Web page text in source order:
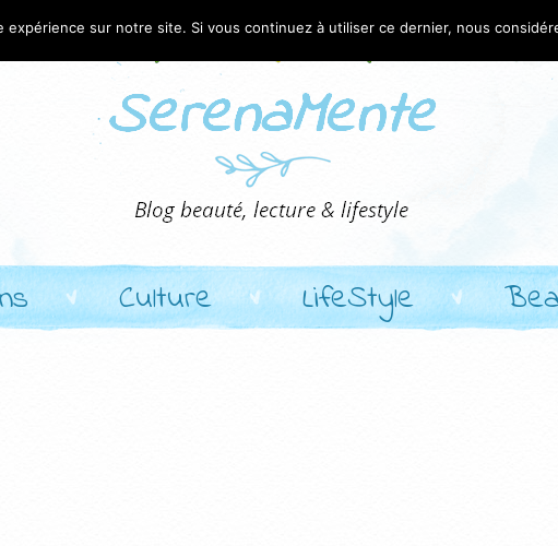
Culture LifeStyle
sur notre site. Si vous continuez à utiliser ce dernier, nous